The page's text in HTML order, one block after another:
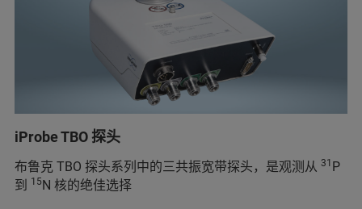
iProbe TBO 探头
布鲁克 TBO 探头系列中的三共振宽带探头，是观测从 31 P
到
15N 核的绝佳选择